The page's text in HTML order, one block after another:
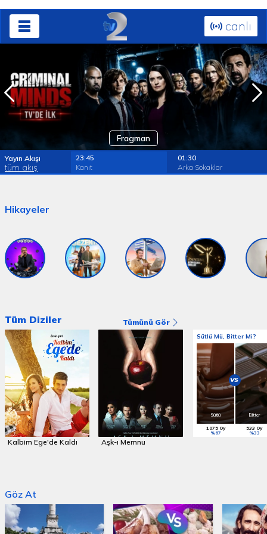
canlı
Fragman
Yayın Akışı
tüm akış
23:45
Kanıt
01:30
Arka Sokaklar
Hikayeler
Tüm Diziler Tümünü Gör
Kalbim Ege'de Kaldı Aşk-ı Memnu
Sütlü Mü, Bitter Mi?
Sütlü
1075 Oy
%67
Bitter
533 Oy
%33
VS
Göz At